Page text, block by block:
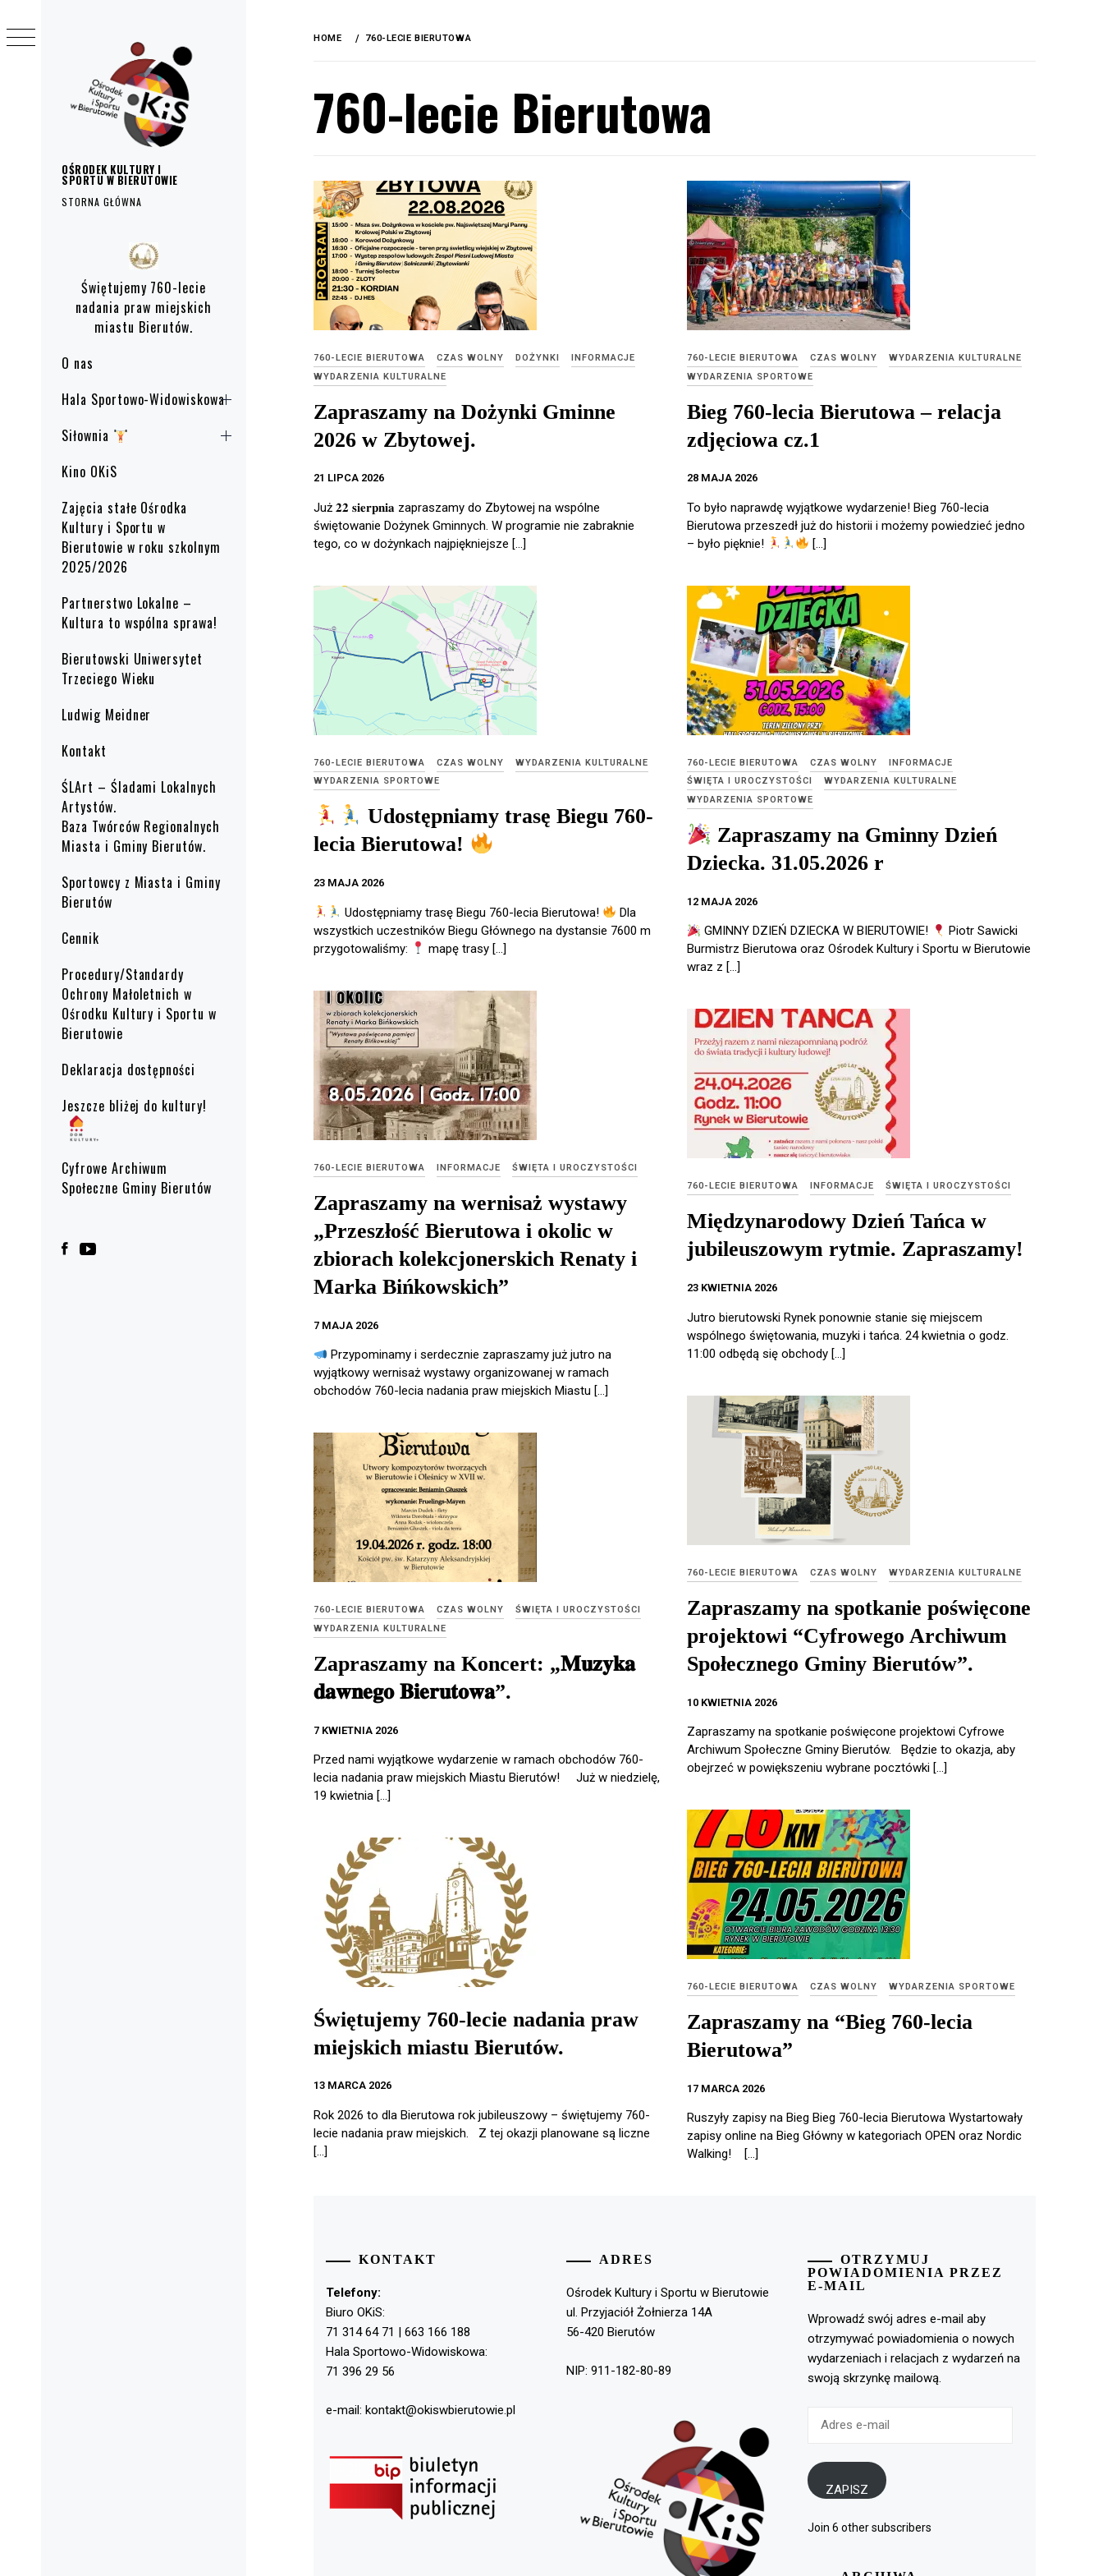
OŚRODEK KULTURY I
SPORTU W BIERUTOWIE
STORNA GŁÓWNA
Świętujemy 760-lecie
nadania praw miejskich
miastu Bierutów.
O nas
Hala Sportowo-Widowiskowa
Siłownia
Kino OKiS
Zajęcia stałe Ośrodka
Kultury i Sportu w
Bierutowie w roku szkolnym
2025/2026
Partnerstwo Lokalne –
Kultura to wspólna sprawa!
Bierutowski Uniwersytet
Trzeciego Wieku
Ludwig Meidner
Kontakt
ŚLArt – Śladami Lokalnych
Artystów.
Baza Twórców Regionalnych
Miasta i Gminy Bierutów.
Sportowcy z Miasta i Gminy
Bierutów
Cennik
Procedury/Standardy
Ochrony Małoletnich w
Ośrodku Kultury i Sportu w
Bierutowie
Deklaracja dostępności
Jeszcze bliżej do kultury!
Cyfrowe Archiwum
Społeczne Gminy Bierutów
HOME 760-LECIE BIERUTOWA
760-lecie Bierutowa
760-LECIE BIERUTOWA CZAS WOLNY DOŻYNKI
INFORMACJE
WYDARZENIA KULTURALNE
Zapraszamy na Dożynki Gminne
2026 w Zbytowej.
21 LIPCA 2026
Już 𝟐𝟐 𝐬𝐢𝐞𝐫𝐩𝐧𝐢𝐚 zapraszamy do Zbytowej na wspólne
świętowanie Dożynek Gminnych. W programie nie zabraknie
tego, co w dożynkach najpiękniejsze […]
760-LECIE BIERUTOWA CZAS WOLNY
WYDARZENIA KULTURALNE
WYDARZENIA SPORTOWE
Bieg 760-lecia Bierutowa – relacja
zdjęciowa cz.1
28 MAJA 2026
To było naprawdę wyjątkowe wydarzenie! Bieg 760-lecia
Bierutowa przeszedł już do historii i możemy powiedzieć jedno
– było pięknie!
[…]
760-LECIE BIERUTOWA CZAS WOLNY
WYDARZENIA KULTURALNE
WYDARZENIA SPORTOWE
Udostępniamy trasę Biegu 760-
lecia Bierutowa!
23 MAJA 2026
Udostępniamy trasę Biegu 760-lecia Bierutowa!
Dla
wszystkich uczestników Biegu Głównego na dystansie 7600 m
przygotowaliśmy:
mapę trasy […]
760-LECIE BIERUTOWA CZAS WOLNY
INFORMACJE
ŚWIĘTA I UROCZYSTOŚCI
WYDARZENIA KULTURALNE
WYDARZENIA SPORTOWE
Zapraszamy na Gminny Dzień
Dziecka. 31.05.2026 r
12 MAJA 2026
GMINNY DZIEŃ DZIECKA W BIERUTOWIE!
Piotr Sawicki
Burmistrz Bierutowa oraz Ośrodek Kultury i Sportu w Bierutowie
wraz z […]
760-LECIE BIERUTOWA INFORMACJE ŚWIĘTA I UROCZYSTOŚCI
Zapraszamy na wernisaż wystawy
„Przeszłość Bierutowa i okolic w
zbiorach kolekcjonerskich Renaty i
Marka Bińkowskich”
7 MAJA 2026
Przypominamy i serdecznie zapraszamy już jutro na
wyjątkowy wernisaż wystawy organizowanej w ramach
obchodów 760-lecia nadania praw miejskich Miastu […]
760-LECIE BIERUTOWA INFORMACJE ŚWIĘTA I UROCZYSTOŚCI
Międzynarodowy Dzień Tańca w
jubileuszowym rytmie. Zapraszamy!
23 KWIETNIA 2026
Jutro bierutowski Rynek ponownie stanie się miejscem
wspólnego świętowania, muzyki i tańca. 24 kwietnia o godz.
11:00 odbędą się obchody […]
760-LECIE BIERUTOWA CZAS WOLNY WYDARZENIA KULTURALNE
Zapraszamy na spotkanie poświęcone
projektowi “Cyfrowego Archiwum
Społecznego Gminy Bierutów”.
10 KWIETNIA 2026
Zapraszamy na spotkanie poświęcone projektowi Cyfrowe
Archiwum Społeczne Gminy Bierutów. Będzie to okazja, aby
obejrzeć w powiększeniu wybrane pocztówki […]
760-LECIE BIERUTOWA CZAS WOLNY
ŚWIĘTA I UROCZYSTOŚCI
WYDARZENIA KULTURALNE
Zapraszamy na Koncert: „𝐌𝐮𝐳𝐲𝐤𝐚
𝐝𝐚𝐰𝐧𝐞𝐠𝐨 𝐁𝐢𝐞𝐫𝐮𝐭𝐨𝐰𝐚”.
7 KWIETNIA 2026
Przed nami wyjątkowe wydarzenie w ramach obchodów 760-
lecia nadania praw miejskich Miastu Bierutów! Już w niedzielę,
19 kwietnia […]
760-LECIE BIERUTOWA CZAS WOLNY WYDARZENIA SPORTOWE
Zapraszamy na “Bieg 760-lecia
Bierutowa”
17 MARCA 2026
Ruszyły zapisy na Bieg Bieg 760-lecia Bierutowa Wystartowały
zapisy online na Bieg Główny w kategoriach OPEN oraz Nordic
Walking! […]
Świętujemy 760-lecie nadania praw
miejskich miastu Bierutów.
13 MARCA 2026
Rok 2026 to dla Bierutowa rok jubileuszowy – świętujemy 760-
lecie nadania praw miejskich. Z tej okazji planowane są liczne
[…]
KONTAKT
Telefony:
Biuro OKiS:
71 314 64 71 | 663 166 188
Hala Sportowo-Widowiskowa:
71 396 29 56
e-mail: kontakt@okiswbierutowie.pl
ADRES
Ośrodek Kultury i Sportu w Bierutowie
ul. Przyjaciół Żołnierza 14A
56-420 Bierutów
NIP: 911-182-80-89
OTRZYMUJ
POWIADOMIENIA PRZEZ
E-MAIL
Wprowadź swój adres e-mail aby
otrzymywać powiadomienia o nowych
wydarzeniach i relacjach z wydarzeń na
swoją skrzynkę mailową.
ZAPISZ
Join 6 other subscribers